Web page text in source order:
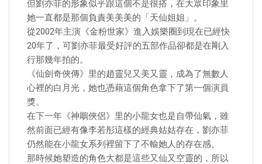
但劉亦菲的形象似乎跟這個不是很搭，在大眾印象里
她一直都是那個負責美美美的「天仙姐姐」。
從2002年主演《金粉世家》進入娛樂圈到現在已經快
20年了，可劉亦菲最受好評的五部作品卻都是在剛入
行那幾年拍的。
《仙劍奇俠傳》里的趙靈兒又美又靈，成為了無數人
心裡的白月光，她也憑藉這個角色拿下了第一個演員
獎。
在下一年《神鵰俠侶》里的小龍女也是自帶仙氣，雖
然前面已經有像李若彤這樣的經典姑姑存在，劉亦菲
仍然能在小龍女系列裡留下了不輸她人的存在感。
那時候她塑造的角色大都是這些又仙又空靈的，所以